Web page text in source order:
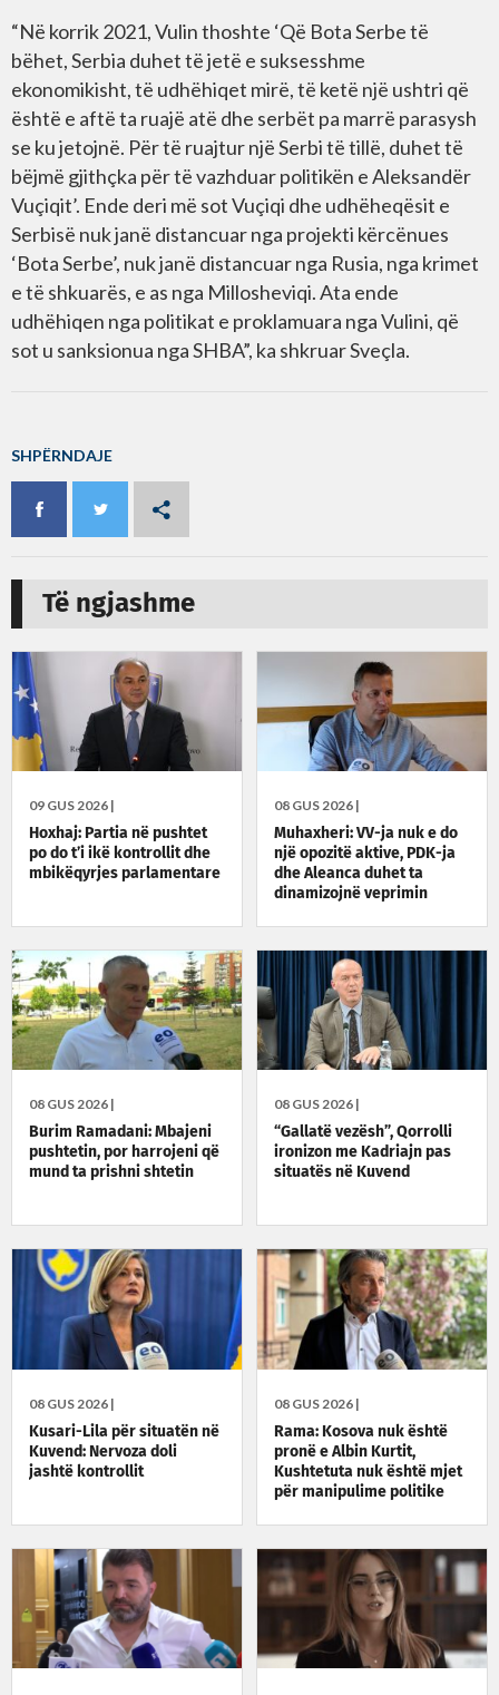
“Në korrik 2021, Vulin thoshte ‘Që Bota Serbe të
bëhet, Serbia duhet të jetë e suksesshme
ekonomikisht, të udhëhiqet mirë, të ketë një ushtri që
është e aftë ta ruajë atë dhe serbët pa marrë parasysh
se ku jetojnë. Për të ruajtur një Serbi të tillë, duhet të
bëjmë gjithçka për të vazhduar politikën e Aleksandër
Vuçiqit’. Ende deri më sot Vuçiqi dhe udhëheqësit e
Serbisë nuk janë distancuar nga projekti kërcënues
‘Bota Serbe’, nuk janë distancuar nga Rusia, nga krimet
e të shkuarës, e as nga Millosheviqi. Ata ende
udhëhiqen nga politikat e proklamuara nga Vulini, që
sot u sanksionua nga SHBA”, ka shkruar Sveçla.
SHPËRNDAJE
Të ngjashme
09 GUS 2026 |
Hoxhaj: Partia në pushtet
po do t’i ikë kontrollit dhe
mbikëqyrjes parlamentare
08 GUS 2026 |
Muhaxheri: VV-ja nuk e do
një opozitë aktive, PDK-ja
dhe Aleanca duhet ta
dinamizojnë veprimin
08 GUS 2026 |
Burim Ramadani: Mbajeni
pushtetin, por harrojeni që
mund ta prishni shtetin
08 GUS 2026 |
“Gallatë vezësh”, Qorrolli
ironizon me Kadriajn pas
situatës në Kuvend
08 GUS 2026 |
Kusari-Lila për situatën në
Kuvend: Nervoza doli
jashtë kontrollit
08 GUS 2026 |
Rama: Kosova nuk është
pronë e Albin Kurtit,
Kushtetuta nuk është mjet
për manipulime politike